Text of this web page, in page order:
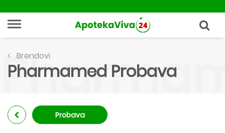
Brendovi
Pharmamed Probava
Probava